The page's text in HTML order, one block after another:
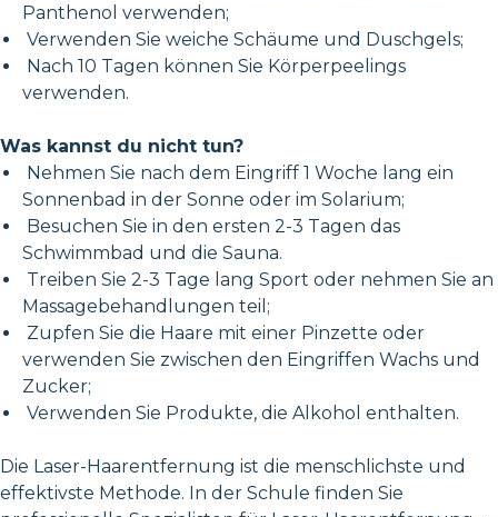
Panthenol verwenden;
Verwenden Sie weiche Schäume und Duschgels;
Nach 10 Tagen können Sie Körperpeelings
verwenden.
Was kannst du nicht tun?
Nehmen Sie nach dem Eingriff 1 Woche lang ein
Sonnenbad in der Sonne oder im Solarium;
Besuchen Sie in den ersten 2-3 Tagen das
Schwimmbad und die Sauna.
Treiben Sie 2-3 Tage lang Sport oder nehmen Sie an
Massagebehandlungen teil;
Zupfen Sie die Haare mit einer Pinzette oder
verwenden Sie zwischen den Eingriffen Wachs und
Zucker;
Verwenden Sie Produkte, die Alkohol enthalten.
Die Laser-Haarentfernung ist die menschlichste und
effektivste Methode. In der Schule finden Sie